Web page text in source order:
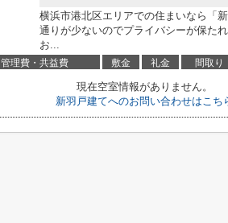
横浜市港北区エリアでの住まいなら「
通りが少ないのでプライバシーが保た
お...
管理費・共益費 敷金 礼金 間取り
現在空室情報がありません。
新羽戸建てへのお問い合わせはこち